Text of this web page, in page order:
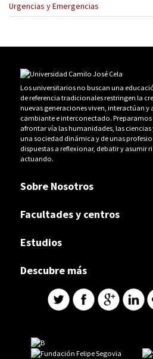
Urgencias y Emergencias
Los universitarios no buscan una
de referencia tradicionales restringen la
nuevas generaciones viven, interactúan y
cambiante e interconectado.
afrontar vía las humanidades, las
una sociedad dinámica y de unas
dispuestas a reflexionar, debatir y asumir
actuando.
Sobre Nosotros
Facultades y centros
Estudios
Descubre más